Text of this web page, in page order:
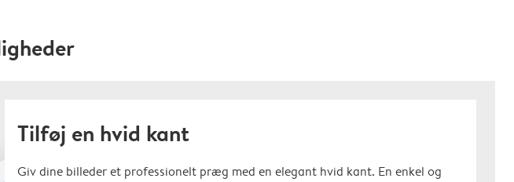
Tilføj en hvid kant
Giv dine billeder et professionelt præg med en elegant hvid kant. En enkel og